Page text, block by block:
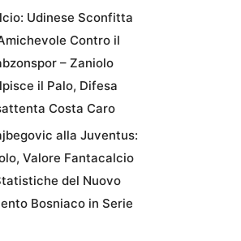
Udinese Sconfitta
Contro il
– Zaniolo
il Palo, Difesa
Costa Caro
alla Juventus:
Valore Fantacalcio
del Nuovo
Bosniaco in Serie